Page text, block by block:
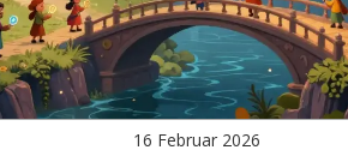
16 Februar 2026